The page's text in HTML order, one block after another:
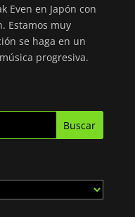
Even en Japón con
Estamos muy
se haga en un
progresiva.